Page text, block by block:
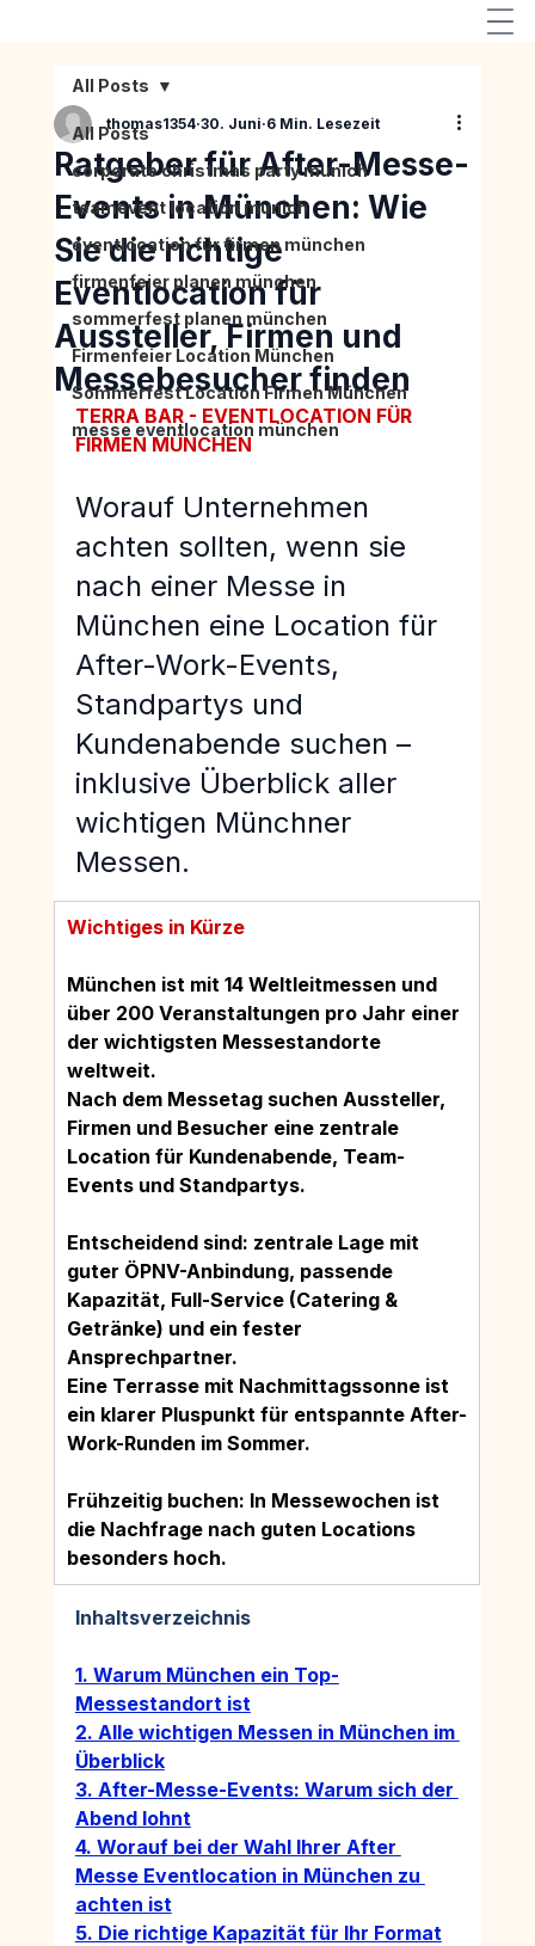
All Posts
corporate christmas party munich
teamevent location munich
eventlocation für firmen münchen
firmenfeier planen münchen
sommerfest planen münchen
Firmenfeier Location München
Sommerfest Location Firmen München
messe eventlocation münchen
All Posts
Ratgeber für After-Messe-
Events in München: Wie
Sie die richtige
Eventlocation für
Aussteller, Firmen und
Messebesucher finden
thomas1354 30. Juni 6 Min. Lesezeit
TERRA BAR - EVENTLOCATION FÜR
FIRMEN MÜNCHEN
Worauf Unternehmen
achten sollten, wenn sie
nach einer Messe in
München eine Location für
After-Work-Events,
Standpartys und
Kundenabende suchen –
inklusive Überblick aller
wichtigen Münchner
Messen.
Wichtiges in Kürze
München ist mit 14 Weltleitmessen und
über 200 Veranstaltungen pro Jahr einer
der wichtigsten Messestandorte
weltweit.
Nach dem Messetag suchen Aussteller,
Firmen und Besucher eine zentrale
Location für Kundenabende, Team-
Events und Standpartys.
Entscheidend sind: zentrale Lage mit
guter ÖPNV-Anbindung, passende
Kapazität, Full-Service (Catering &
Getränke) und ein fester
Ansprechpartner.
Eine Terrasse mit Nachmittagssonne ist
ein klarer Pluspunkt für entspannte After-
Work-Runden im Sommer.
Frühzeitig buchen: In Messewochen ist
die Nachfrage nach guten Locations
besonders hoch.
Inhaltsverzeichnis
1. Warum München ein Top-
Messestandort ist
2. Alle wichtigen Messen in München im
Überblick
3. After-Messe-Events: Warum sich der
Abend lohnt
4. Worauf bei der Wahl Ihrer After
Messe Eventlocation in München zu
achten ist
5. Die richtige Kapazität für Ihr Format